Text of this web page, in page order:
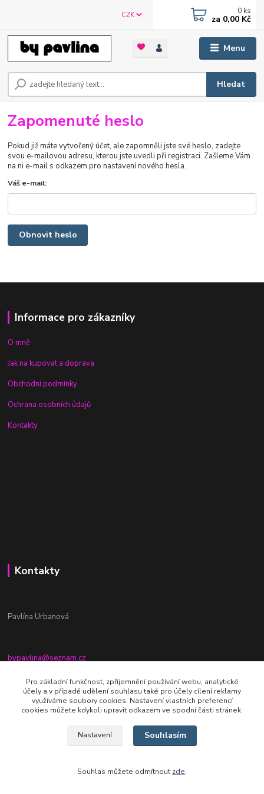
Menu
CZK
Hledat
0 ks
za 0,00 Kč
Zapomenuté heslo
Pokud již máte vytvořený účet, ale zapomněli jste své heslo, zadejte
svou e-mailovou adresu, kterou jste uvedli při registraci. Zašleme Vám
na ni e-mail s odkazem pro nastavení nového hesla.
Váš e-mail:
Obnovit heslo
Informace pro zákazníky
O mně
Jak na kupovat a doprava
Obchodní podmínky
Ochrana osobních údajů
Kontakty
Kontakty
Pavlína Urbanová
bypavlina@seznam.cz
+420774917196
Fb stránka - By pavlina
Pro základní funkčnost, zpříjemnění používání webu, analytické
účely a v případě udělení souhlasu také pro účely cílení reklamy
využíváme soubory cookies. Nastavení vlastních preferencí
cookies můžete kdykoli upravit odkazem ve spodní části stránek.
Nastavení Souhlasím
Souhlas můžete odmítnout zde.